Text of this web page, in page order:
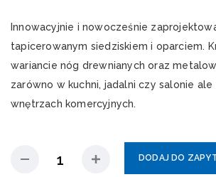
Innowacyjnie i nowocześnie
tapicerowanym siedziskiem i oparciem.
wariancie nóg drewnianych oraz
zarówno w kuchni, jadalni czy salonie
wnętrzach komercyjnych.
DODAJ DO